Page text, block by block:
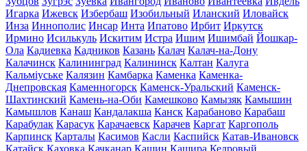
Игарка Ижевск Избербаш Изобильный Иланский Иловайск
Инза Иннополис Инсар Инта Ипатово Ирбит Иркутск
Ирмино Исилькуль Искитим Истра Ишим Ишимбай Йошкар-
Ола Кадиевка Кадников Казань Калач Калач-на-Дону
Калачинск Калининград Калининск Калтан Калуга
Кальміуське Калязин Камбарка Каменка Каменка-
Днепровская Каменногорск Каменск-Уральский Каменск-
Шахтинский Камень-на-Оби Камешково Камызяк Камышин
Камышлов Канаш Кандалакша Канск Карабаново Карабаш
Карабулак Карасук Карачаевск Карачев Каргат Каргополь
Карпинск Карталы Касимов Касли Каспийск Катав-Ивановск
Катайск Каховка Качканар Кашин Кашира Кедровый